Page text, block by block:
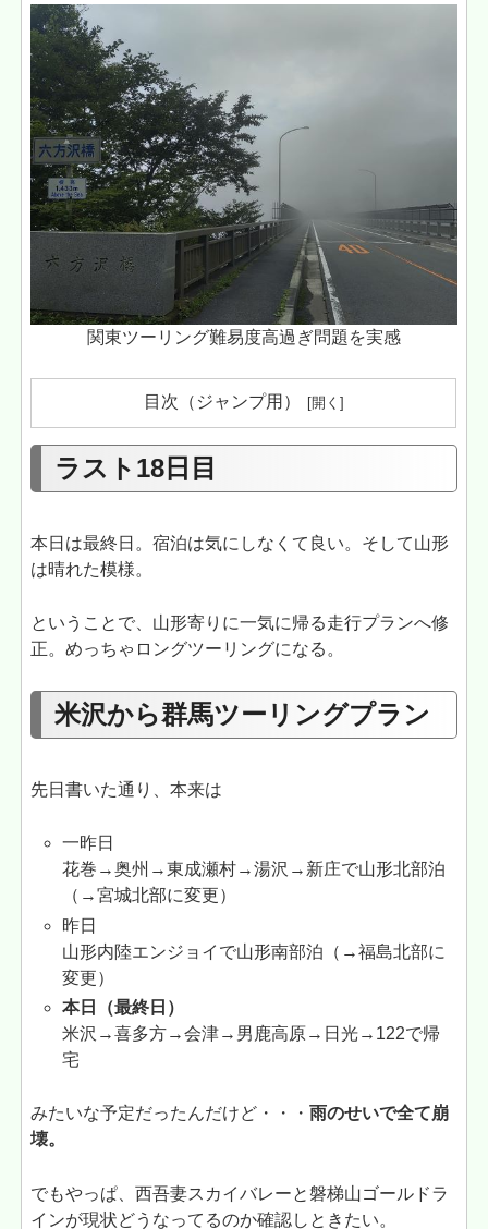
関東ツーリング難易度高過ぎ問題を実感
目次（ジャンプ用）
ラスト18日目
本日は最終日。宿泊は気にしなくて良い。そして山形
は晴れた模様。
ということで、山形寄りに一気に帰る走行プランへ修
正。めっちゃロングツーリングになる。
米沢から群馬ツーリングプラン
先日書いた通り、本来は
一昨日
花巻→奥州→東成瀬村→湯沢→新庄で山形北部泊
（→宮城北部に変更）
昨日
山形内陸エンジョイで山形南部泊（→福島北部に
変更）
本日（最終日）
米沢→喜多方→会津→男鹿高原→日光→122で帰
宅
みたいな予定だったんだけど・・・雨のせいで全て崩
壊。
でもやっぱ、西吾妻スカイバレーと磐梯山ゴールドラ
インが現状どうなってるのか確認しときたい。